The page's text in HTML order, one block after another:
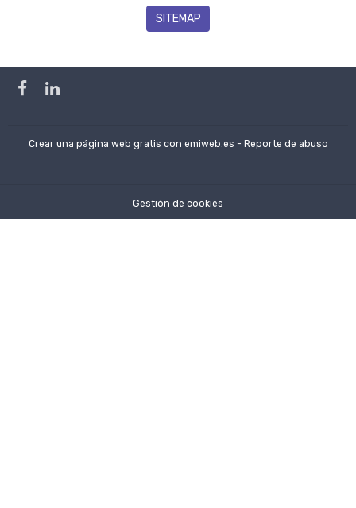
SITEMAP
Crear una página web gratis con emiweb.es - Reporte de abuso
Gestión de cookies